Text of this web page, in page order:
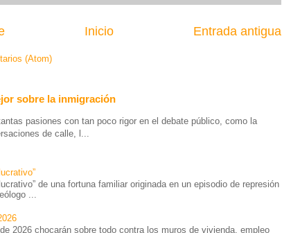
Entrada antigua
Inicio
(Atom)
sobre la inmigración
pasiones con tan poco rigor en el debate público, como la
de calle, l...
de una fortuna familiar originada en un episodio de represión
...
2026 chocarán sobre todo contra los muros de vivienda, empleo